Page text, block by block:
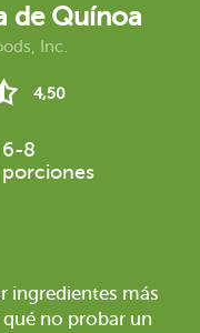
de Quínoa
Inc.
4,50
6-8
porciones
ingredientes más
qué no probar un